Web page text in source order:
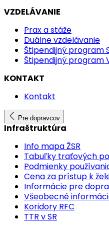
VZDELÁVANIE
Prax a stáže
Duálne vzdelávanie
Štipendijný program
Štipendijný program
KONTAKT
Kontakt
Pre dopravcov
Infraštruktúra
Info mapa ŽSR
Tabuľky traťových
Podmienky
Cena za prístup k
Informácie pre
Všeobecné
Koridory RFC
TTR v SR